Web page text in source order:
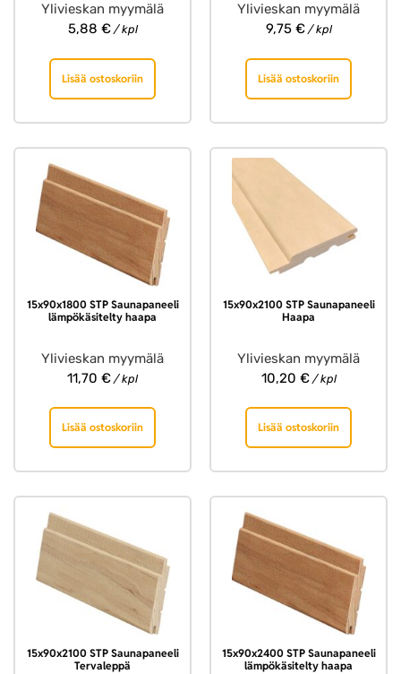
Ylivieskan myymälä
5,88 €/ kpl
Lisää ostoskoriin
Ylivieskan myymälä
9,75 €/ kpl
Lisää ostoskoriin
15x90x1800 STP Saunapaneeli
lämpökäsitelty haapa
Ylivieskan myymälä
11,70 € / kpl
Lisää ostoskoriin
15x90x2100 STP Saunapaneeli
Haapa
Ylivieskan myymälä
10,20 €/ kpl
Lisää ostoskoriin
15x90x2100 STP Saunapaneeli
Tervaleppä
15x90x2400 STP Saunapaneeli
lämpökäsitelty haapa